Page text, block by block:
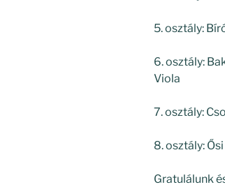
5. osztály:
6. osztály:
Viola
7. osztály:
8. osztály:
Gratulálunk